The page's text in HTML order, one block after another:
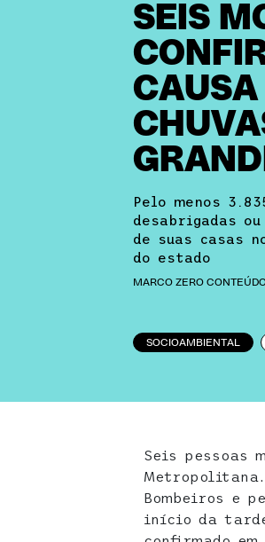
SEIS
CAUSA
Pelo menos
desabrigadas
de suas casas
do estado
MARCO ZERO
SOCIOAMBIENTAL
Seis pessoas
Bombeiros e
início da